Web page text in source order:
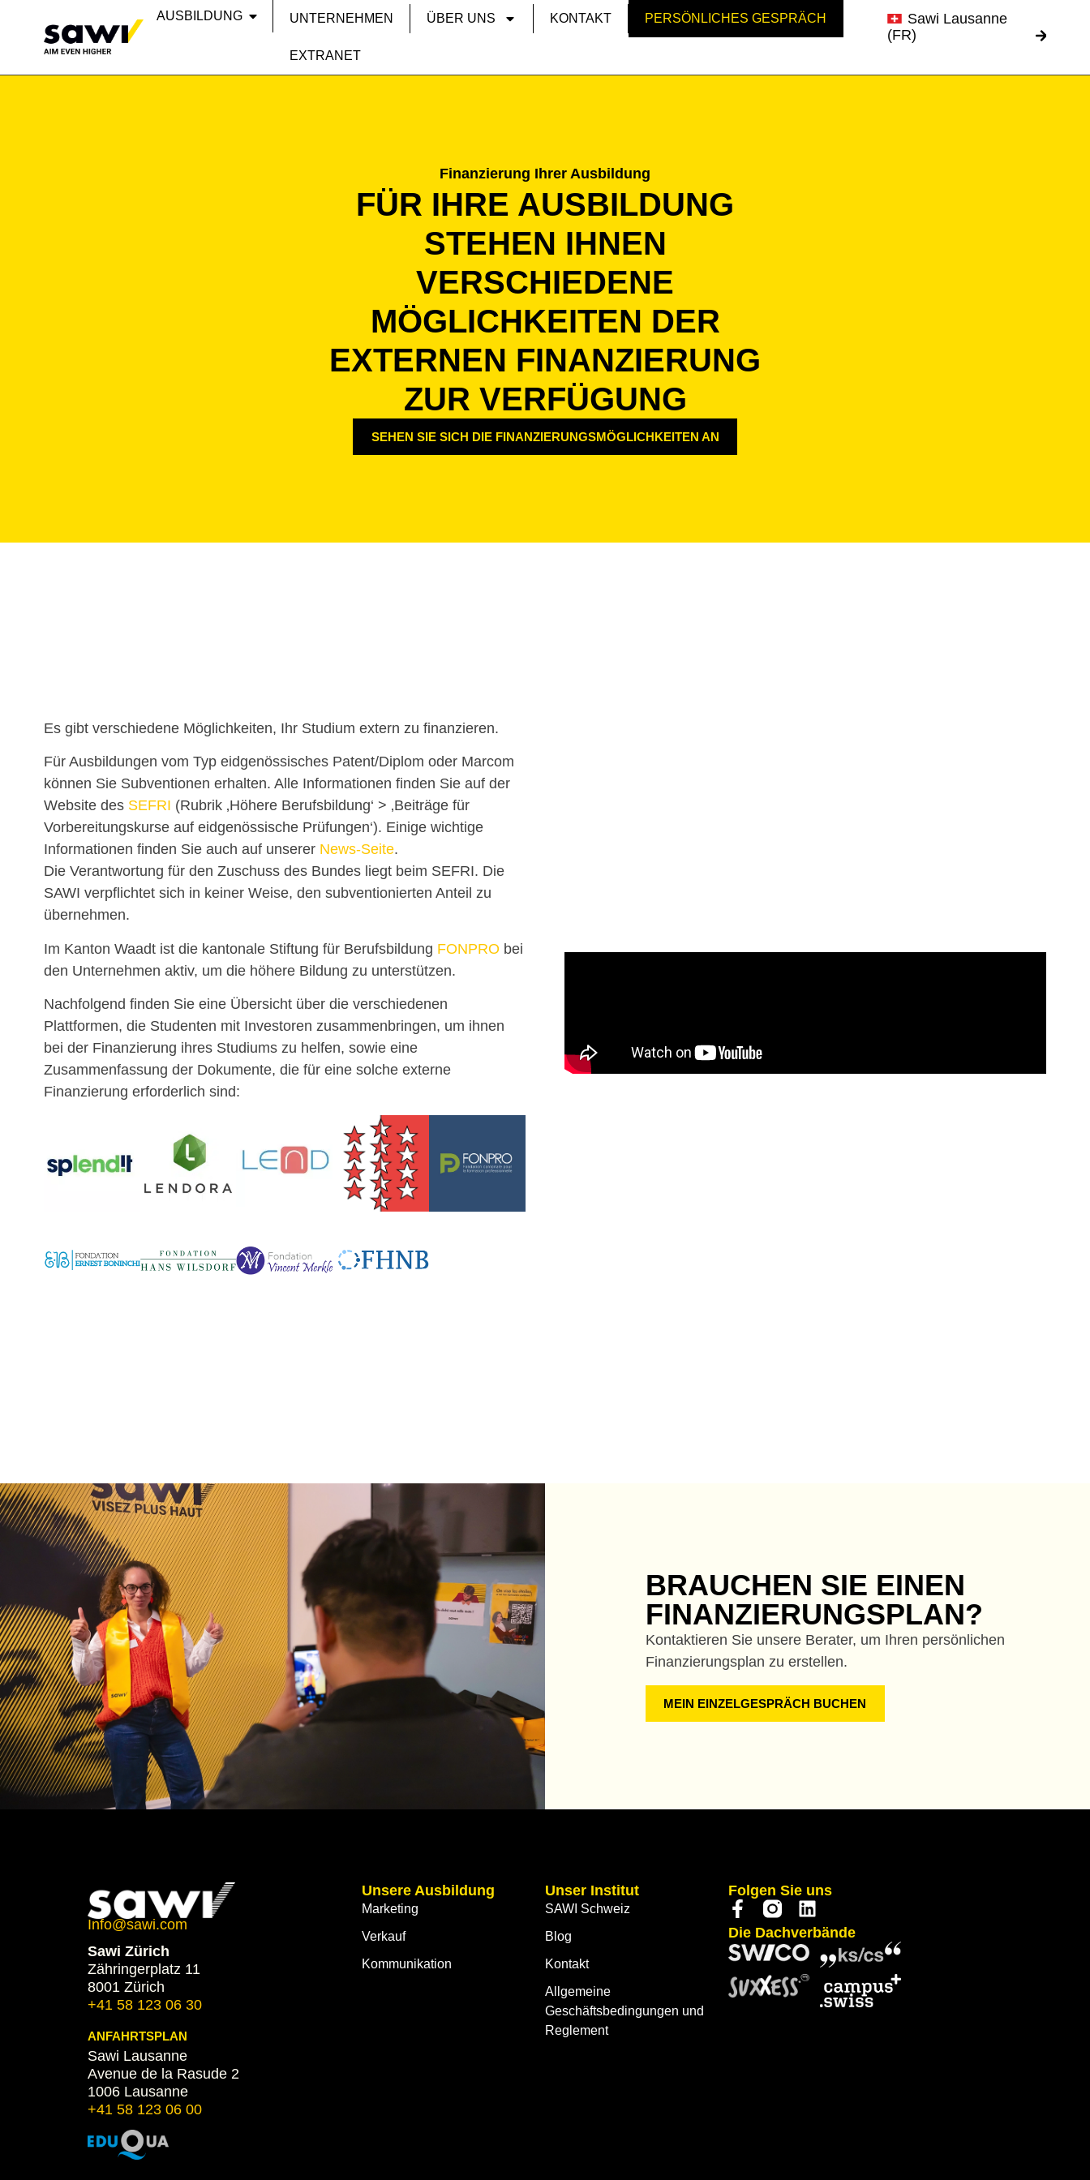
AUSBILDUNG UNTERNEHMEN ÜBER UNS KONTAKT PERSÖNLICHES GESPRÄCH
EXTRANET
Sawi Lausanne
(FR)
Finanzierung Ihrer Ausbildung
FÜR IHRE AUSBILDUNG
STEHEN IHNEN
VERSCHIEDENE
MÖGLICHKEITEN DER
EXTERNEN FINANZIERUNG
ZUR VERFÜGUNG
SEHEN SIE SICH DIE FINANZIERUNGSMÖGLICHKEITEN AN
Es gibt verschiedene Möglichkeiten, Ihr Studium extern zu finanzieren.
Für Ausbildungen vom Typ eidgenössisches Patent/Diplom oder Marcom
können Sie Subventionen erhalten. Alle Informationen finden Sie auf der
Website des SEFRI (Rubrik ‚Höhere Berufsbildung‘ > ‚Beiträge für
Vorbereitungskurse auf eidgenössische Prüfungen‘). Einige wichtige
Informationen finden Sie auch auf unserer News-Seite.
Die Verantwortung für den Zuschuss des Bundes liegt beim SEFRI. Die
SAWI verpflichtet sich in keiner Weise, den subventionierten Anteil zu
übernehmen.
Im Kanton Waadt ist die kantonale Stiftung für Berufsbildung FONPRO bei
den Unternehmen aktiv, um die höhere Bildung zu unterstützen.
Nachfolgend finden Sie eine Übersicht über die verschiedenen
Plattformen, die Studenten mit Investoren zusammenbringen, um ihnen
bei der Finanzierung ihres Studiums zu helfen, sowie eine
Zusammenfassung der Dokumente, die für eine solche externe
Finanzierung erforderlich sind:
BRAUCHEN SIE EINEN
FINANZIERUNGSPLAN?
Kontaktieren Sie unsere Berater, um Ihren persönlichen
Finanzierungsplan zu erstellen.
MEIN EINZELGESPRÄCH BUCHEN
Info@sawi.com
Sawi Zürich
Zähringerplatz 11
8001 Zürich
+41 58 123 06 30
ANFAHRTSPLAN
Sawi Lausanne
Avenue de la Rasude 2
1006 Lausanne
+41 58 123 06 00
Unsere Ausbildung
Marketing
Verkauf
Kommunikation
Unser Institut
SAWI Schweiz
Blog
Kontakt
Allgemeine
Geschäftsbedingungen und
Reglement
Folgen Sie uns
Die Dachverbände